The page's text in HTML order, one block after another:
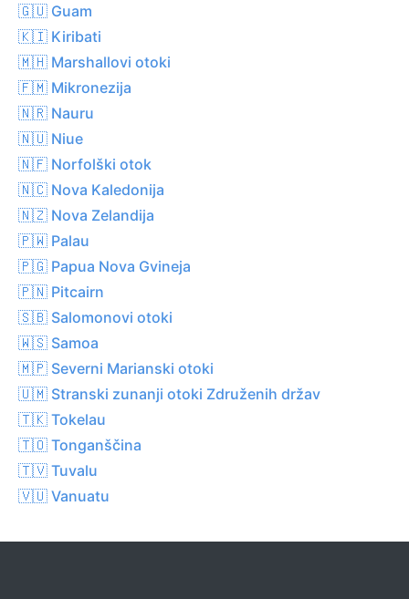
🇬🇺 Guam
🇰🇮 Kiribati
🇲🇭 Marshallovi otoki
🇫🇲 Mikronezija
🇳🇷 Nauru
🇳🇺 Niue
🇳🇫 Norfolški otok
🇳🇨 Nova Kaledonija
🇳🇿 Nova Zelandija
🇵🇼 Palau
🇵🇬 Papua Nova Gvineja
🇵🇳 Pitcairn
🇸🇧 Salomonovi otoki
🇼🇸 Samoa
🇲🇵 Severni Marianski otoki
🇺🇲 Stranski zunanji otoki Združenih držav
🇹🇰 Tokelau
🇹🇴 Tonganščina
🇹🇻 Tuvalu
🇻🇺 Vanuatu